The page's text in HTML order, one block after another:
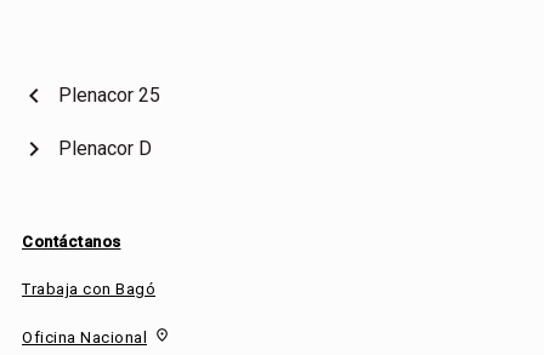
chevron_left Plenacor 25
Plenacor D
chevron_right
Contáctanos
Trabaja con Bagó
Oficina Nacional fmd_good